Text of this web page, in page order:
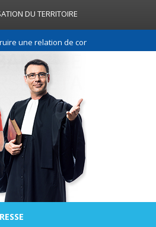
DU TERRITOIRE
relation de confiance entre les